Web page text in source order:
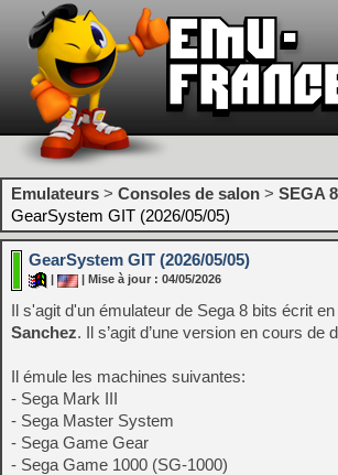
Emulateurs > Consoles de salon > SEGA
GearSystem GIT (2026/05/05)
GearSystem GIT (2026/05/05)
| Mise à jour : 04/05/2026
Il s'agit d'un émulateur de Sega 8 bits écrit
Sanchez. Il s’agit d’une version en cours de
Il émule les machines suivantes:
- Sega Mark III
- Sega Master System
- Sega Game Gear
- Sega Game 1000 (SG-1000)